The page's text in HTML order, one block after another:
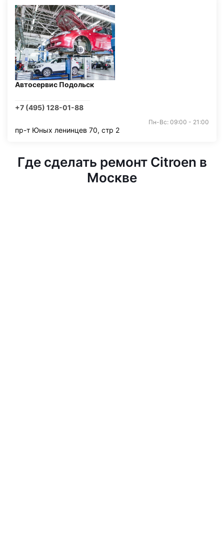
Автосервис Подольск
+7 (495) 128-01-88
Пн-Вс: 09:00 - 21:00
пр-т Юных ленинцев 70, стр 2
Где сделать ремонт Citroen в
Москве